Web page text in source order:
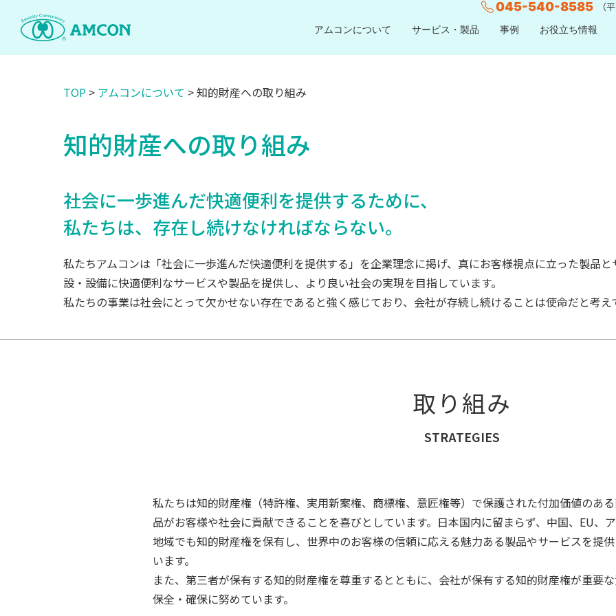
045-540-8585 （
アムコンについて サービス・製品 事例 お役立ち情報
TOP > アムコンについて >知的財産への取り組み
知的財産への取り組み
社会に一歩進んだ快適便利を提供するために、
私たちは、存在し続けなければならない。
私たちアムコンは「社会に一歩進んだ快適便利を提供する」を企業理念に掲げ、真にお客様視点に立った製品
設・設備に快適便利なサービスや製品を提供し、より良い社会の実現を目指しています。
私たちの事業は社会にとって欠かせない存在であると強く感じており、会社が存続し続けることは使命だと考え
取り組み
STRATEGIES
私たちは知的財産権（特許権、実用新案権、商標権、意匠権等）で保護された付加価値のあ
品がお客様や社会に貢献できることを喜びとしています。日本国内に留まらず、中国、EU、
地域でも知的財産権を保有し、世界中のお客様の信頼に応える魅力ある製品やサービスを提
います。
また、第三者が保有する知的財産権を尊重するとともに、会社が保有する知的財産権が重要
保全・確保に努めています。